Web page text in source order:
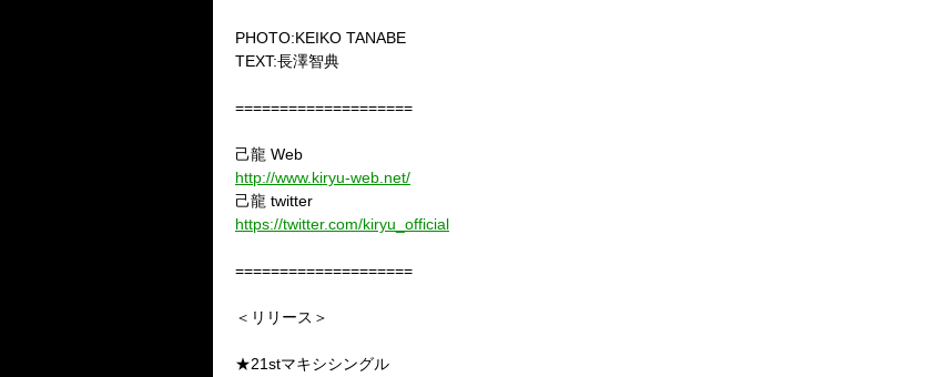
PHOTO:KEIKO TANABE
TEXT:長澤智典
====================
己龍 Web
http://www.kiryu-web.net/
己龍 twitter
https://twitter.com/kiryu_official
====================
＜リリース＞
★21stマキシシングル